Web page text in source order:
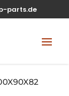
parts.de